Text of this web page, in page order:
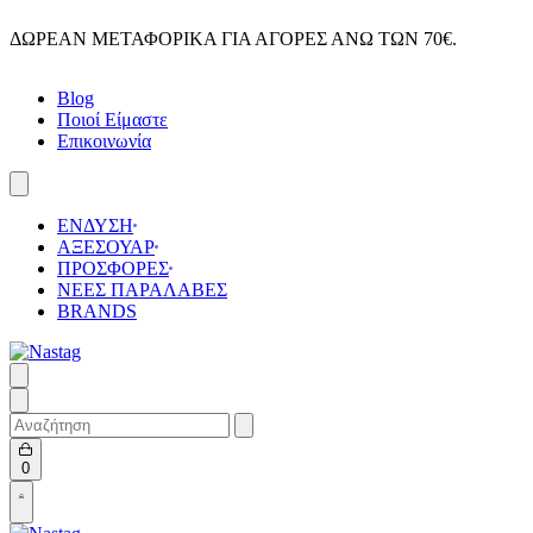
to
ΔΩΡΕΑΝ ΜΕΤΑΦΟΡΙΚΑ ΓΙΑ ΑΓΟΡΕΣ ΑΝΩ ΤΩΝ 70€.
Blog
Ποιοί Είμαστε
Επικοινωνία
ΕΝΔΥΣΗ
ΑΞΕΣΟΥΑΡ
ΠΡΟΣΦΟΡΕΣ
ΝΕΕΣ ΠΑΡΑΛΑΒΕΣ
BRANDS
Search
for:
0Open
cart
Open
details